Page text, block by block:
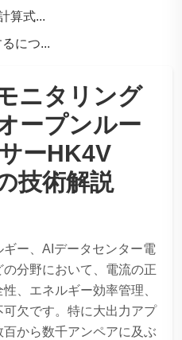
算式...
につ...
ニタリング
ープンルー
ーHK4V
技術解説
ー、AIデータセンター電
分野において、電流の正
、エネルギー効率管理、
欠です。特に大出力アプ
から数千アンペアに及ぶ